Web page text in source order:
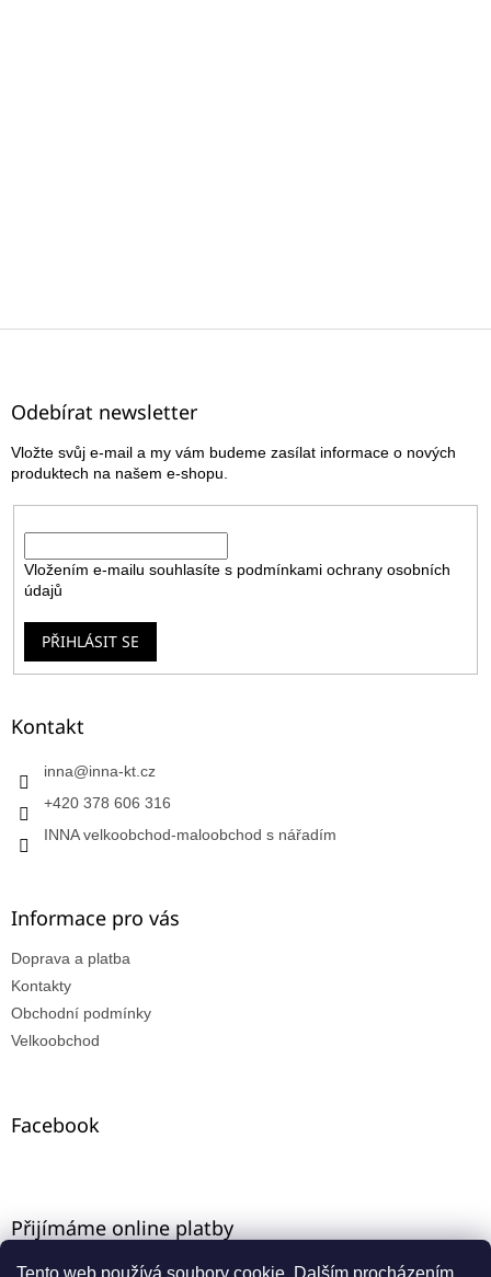
Tento web používá soubory cookie. Dalším procházením
Z
Odebírat newsletter
Vložte svůj e-mail a my vám budeme zasílat informace o nových
produktech na našem e-shopu.
Vložením e-mailu souhlasíte s podmínkami ochrany osobních
údajů
PŘIHLÁSIT SE
Kontakt
inna@inna-kt.cz
+420 378 606 316
INNA velkoobchod-maloobchod s nářadím
Informace pro vás
Doprava a platba
Kontakty
Obchodní podmínky
Velkoobchod
Facebook
Přijímáme online platby